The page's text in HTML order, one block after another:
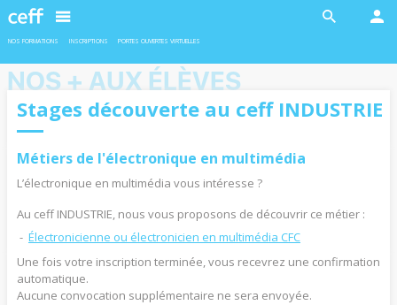
NOS FORMATIONS INSCRIPTIONS PORTES OUVERTES VIRTUELLES
NOS + AUX ÉLÈVES
Stages découverte au ceff INDUSTRIE
Métiers de l'électronique en multimédia
L’électronique en multimédia vous intéresse ?
Au ceff INDUSTRIE, nous vous proposons de découvrir ce métier :
Électronicienne ou électronicien en multimédia CFC
Une fois votre inscription terminée, vous recevrez une confirmation
automatique.
Aucune convocation supplémentaire ne sera envoyée.
Ateliers robotiques
collaboration avec l'EPFL aux filles et
INDUSTRIE
Formation duales
est soumise à la conclusion d’un contrat
formatrice.
INDUSTRIE